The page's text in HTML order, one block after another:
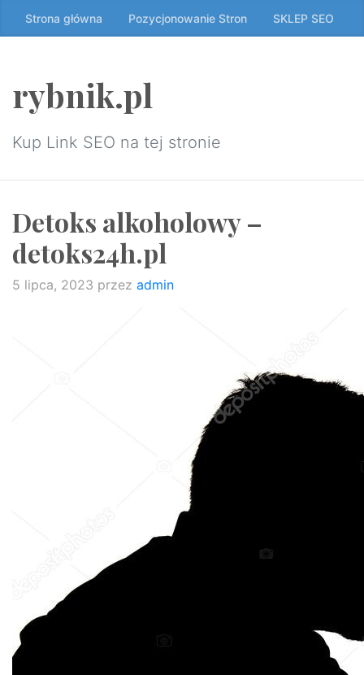
Przeskocz
do
Strona główna Pozycjonowanie Stron SKLEP SEO
rybnik.pl
Kup Link SEO na tej stronie
Detoks alkoholowy –
detoks24h.pl
5 lipca, 2023 przez admin